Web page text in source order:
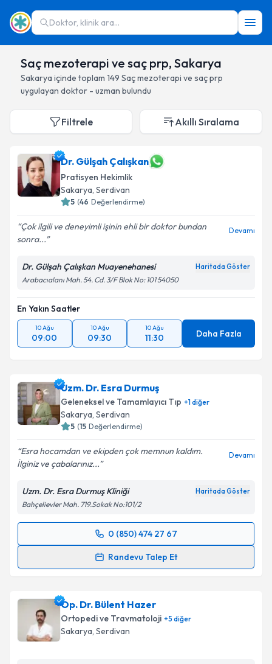
Doktor, klinik ara...
Saç mezoterapi ve saç prp, Sakarya
Sakarya içinde toplam 149 Saç mezoterapi ve saç prp
uygulayan doktor - uzman bulundu
Filtrele Akıllı Sıralama
Dr. Gülşah Çalışkan
Pratisyen Hekimlik
Sakarya, Serdivan
5 (46 Değerlendirme)
Çok ilgili ve deneyimli işinin ehli bir doktor bundan
sonra...
Devamı
Dr. Gülşah Çalışkan Muayenehanesi Haritada Göster
Arabacıalanı Mah. 54. Cd. 3/F Blok No: 101 54050
En Yakın Saatler
10 Ağu
09:00
10 Ağu
09:30
10 Ağu
11:30 Daha Fazla
Uzm. Dr. Esra Durmuş
Geleneksel ve Tamamlayıcı Tıp +1diğer
Sakarya, Serdivan
5 (15 Değerlendirme)
Esra hocamdan ve ekipden çok memnun kaldım.
İlginiz ve çabalarınız...
Devamı
Uzm. Dr. Esra Durmuş Kliniği Haritada Göster
Bahçelievler Mah. 719.Sokak No:101/2
0 (850) 474 27 67
Randevu Talep Et
Randevu Takvimi Talebi
takvim hazırlandığında e-posta ile bilgilendireceğiz.
E-posta Adresiniz
Op. Dr. Bülent Hazer
Ortopedi ve Travmatoloji +5 diğer
Sakarya, Serdivan